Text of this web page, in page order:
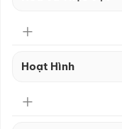
Hoạt Hình